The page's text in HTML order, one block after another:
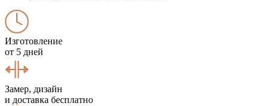
Изготовление
от 5 дней
Замер, дизайн
и доставка бесплатно